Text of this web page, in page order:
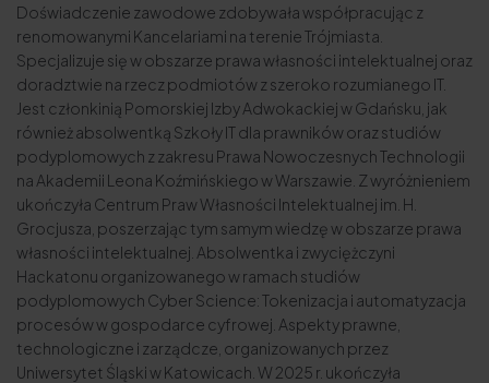
Doświadczenie zawodowe zdobywała współpracując z
renomowanymi Kancelariami na terenie Trójmiasta.
Specjalizuje się w obszarze prawa własności intelektualnej oraz
doradztwie na rzecz podmiotów z szeroko rozumianego IT.
Jest członkinią Pomorskiej Izby Adwokackiej w Gdańsku, jak
również absolwentką Szkoły IT dla prawnikóworaz studiów
podyplomowych z zakresu Prawa Nowoczesnych Technologii
na Akademii Leona Koźmińskiego w Warszawie. Z wyróżnieniem
ukończyła Centrum Praw Własności Intelektualnej im. H.
Grocjusza, poszerzając tym samym wiedzę w obszarze prawa
własności intelektualnej. Absolwentka i zwyciężczyni
Hackatonu organizowanego w ramach studiów
podyplomowych Cyber Science: Tokenizacja i automatyzacja
procesów w gospodarce cyfrowej. Aspekty prawne,
technologiczne i zarządcze, organizowanych przez
Uniwersytet Śląski w Katowicach. W 2025 r. ukończyła